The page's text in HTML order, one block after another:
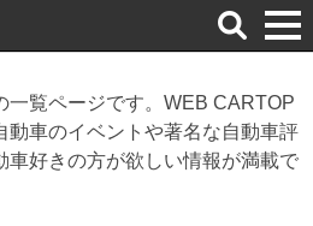
検
索
一覧ページです。WEB CARTOP
動車のイベントや著名な自動車評
車好きの方が欲しい情報が満載で